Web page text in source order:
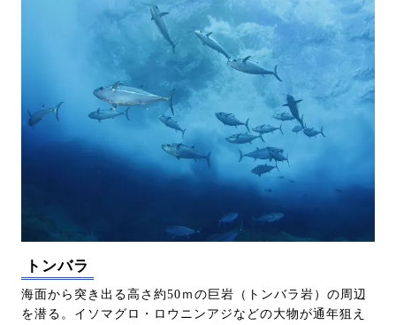
トンバラ
海面から突き出る高さ約50ｍの巨岩（トンバラ岩）の周辺
を潜る。イソマグロ・ロウニンアジなどの大物が通年狙え